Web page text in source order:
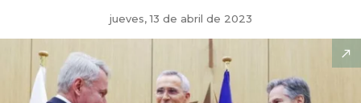
jueves, 13 de abril de 2023